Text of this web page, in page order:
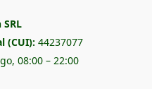
(CUI): 44237077
08:00 – 22:00